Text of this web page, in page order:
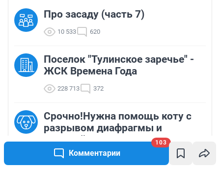
Комментарии
103
Про засаду (часть 7)
10 533 620
Поселок "Тулинское заречье" -
ЖСК Времена Года
228 713 372
Срочно!Нужна помощь коту с
разрывом диафрагмы и
травмой головы!
70 054 328